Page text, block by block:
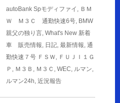
autoBank Spモディファイ , ＢＭ
Ｗ Ｍ３Ｃ 通勤快速6号, BMW
親父の独り言, What's New 新着
車 販売情報, 日記, 最新情報, 通
勤快速７号 ＦＳＷ, ＦＵＪＩ１Ｇ
Ｐ , Ｍ３Ｂ , Ｍ３Ｃ , WEC, ルマン,
ルマン24h, 近況報告